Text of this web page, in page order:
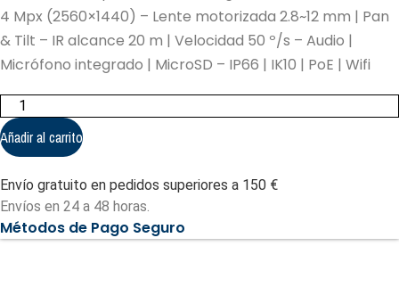
4 Mpx (2560×1440) – Lente motorizada 2.8~12 mm | Pan
& Tilt – IR alcance 20 m | Velocidad 50 º/s – Audio |
Micrófono integrado | MicroSD – IP66 | IK10 | PoE | Wifi
Hikvision
mini
speed
dome
IP
gama
PRO
-
Resolución
4
Añadir al carrito
Envío gratuito en pedidos superiores a 150 €
Envíos en 24 a 48 horas.
Métodos de Pago Seguro